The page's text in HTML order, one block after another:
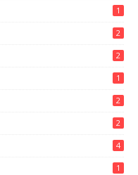
1
2
2
1
2
2
4
1